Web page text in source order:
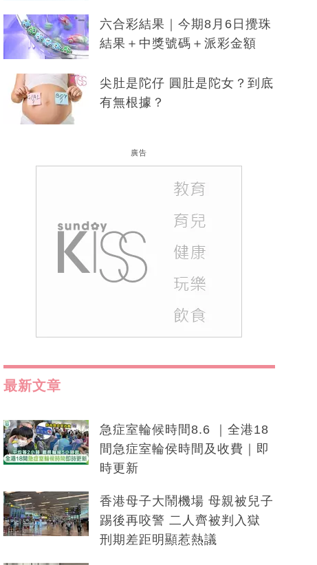
六合彩結果｜今期8月6日攪珠
結果＋中獎號碼＋派彩金額
尖肚是陀仔 圓肚是陀女？到底
有無根據？
廣告
最新文章
急症室輪候時間8.6 ｜全港18
間急症室輪侯時間及收費｜即
時更新
香港母子大鬧機場 母親被兒子
踢後再咬警 二人齊被判入獄
刑期差距明顯惹熱議